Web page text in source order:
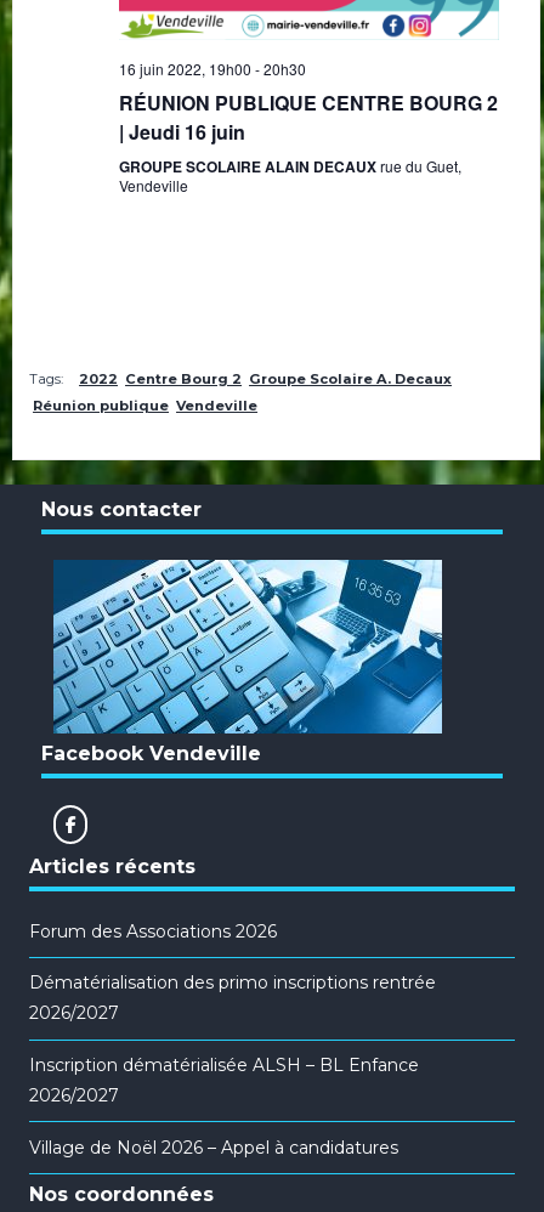
16 juin 2022, 19h00 -20h30
RÉUNION PUBLIQUE CENTRE BOURG 2
| Jeudi 16 juin
GROUPE SCOLAIRE ALAIN DECAUXrue du Guet,
Vendeville
Tags: 2022 Centre Bourg 2 Groupe Scolaire A. Decaux
Réunion publique Vendeville
Nous contacter
Facebook Vendeville
Articles récents
Forum des Associations 2026
Dématérialisation des primo inscriptions rentrée
2026/2027
Inscription dématérialisée ALSH – BL Enfance
2026/2027
Village de Noël 2026 – Appel à candidatures
Nos coordonnées